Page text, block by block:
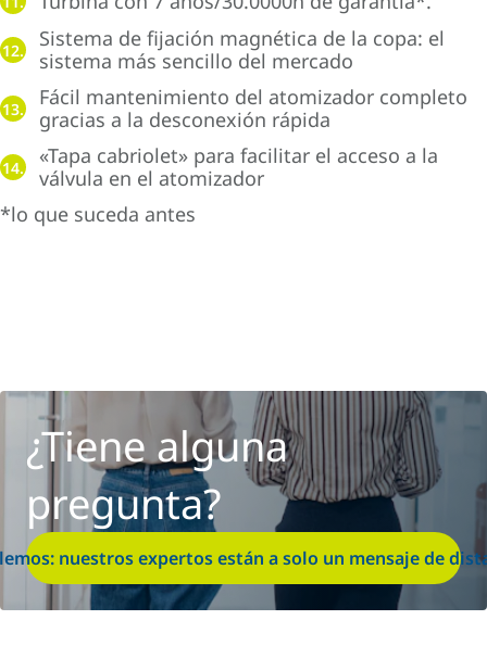
12.
Sistema de fijación magnética de la copa: el
sistema más sencillo del mercado
13.
Fácil mantenimiento del atomizador completo
gracias a la desconexión rápida
14.
«Tapa cabriolet» para facilitar el acceso a la
válvula en el atomizador
*lo que suceda antes
¿Tiene alguna
pregunta?
nuestros expertos están a solo un mensaje de